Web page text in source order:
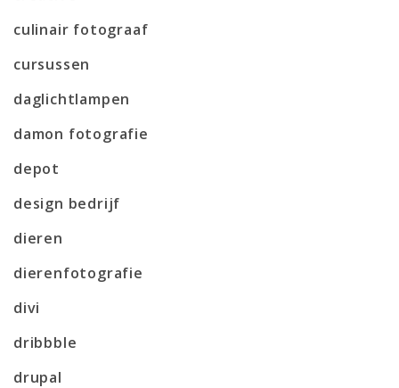
culinair fotograaf
cursussen
daglichtlampen
damon fotografie
depot
design bedrijf
dieren
dierenfotografie
divi
dribbble
drupal